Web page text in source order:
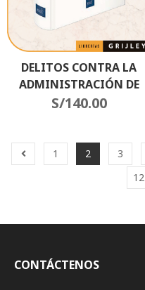
DELITOS CONTRA LA
ADMINISTRACIÓN DE
JUSTICIA
S/140.00
1 2 3
12
CONTÁCTENOS